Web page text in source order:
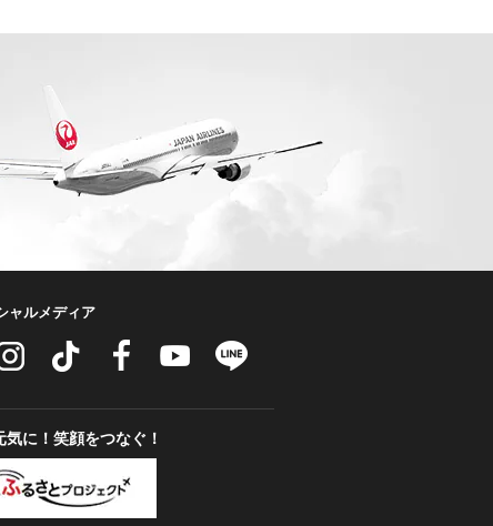
ャルメディア
気に！笑顔をつなぐ！